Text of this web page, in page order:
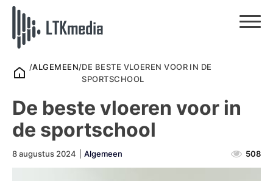
/ALGEMEEN/DE BESTE VLOEREN VOOR IN DE
SPORTSCHOOL
De beste vloeren voor in
de sportschool
8 augustus 2024 Algemeen 508